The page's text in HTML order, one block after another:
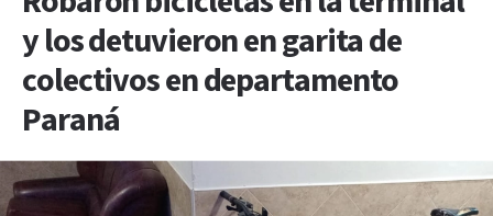
y los detuvieron en garita de
colectivos en departamento
Paraná